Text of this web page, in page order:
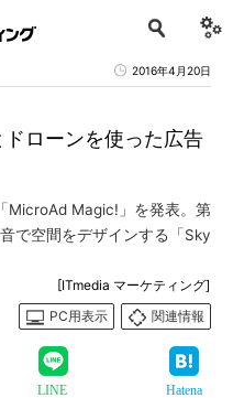
2016年4月20日
ローンを使った広告
MicroAd Magic!」を発表。第
で空間をデザインする「Sky
[ITmedia マーケティング]
PC用表示
関連情報
LINE Hatena